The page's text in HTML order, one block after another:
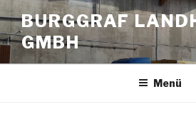
Zum
Inhalt
springen
BURGGRAF
GMBH
Menü